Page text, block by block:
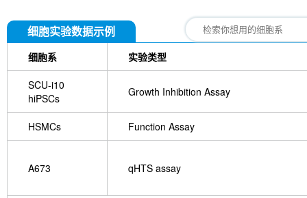
细胞实验数据示例
细胞系 实验类型
SCU-i10
hiPSCs
Growth Inhibition Assay
HSMCs Function Assay
A673 qHTS assay